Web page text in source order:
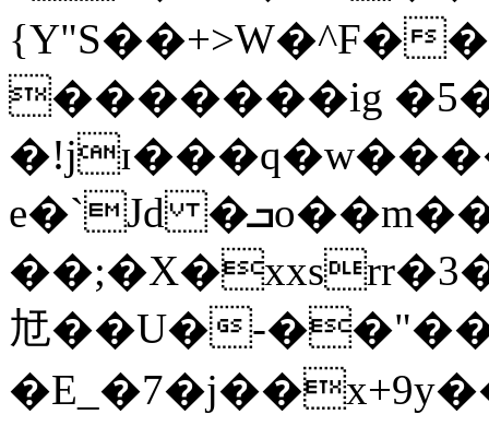
{Y"S��+>W�^F�
�������ig
e�`Jd �ܒo��m��1��d|
㝼��U�-